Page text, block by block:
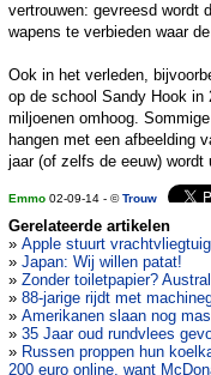
vertrouwen: gevreesd
wapens te verbieden waar
Ook in het verleden,
op de school Sandy Hook
miljoenen omhoog.
hangen met een afbeelding
jaar (of zelfs de eeuw) wordt
Emmo 02-09-14 - ©Trouw
Gerelateerde artikelen
» Apple stuurt
» Japan: Wij willen patat!
» Zonder toiletpapier?
» 88-jarige rijdt met
» Amerikanen slaan nog
» 35 Jaar oud rundvlees
» Russen proppen hun
200 euro online, want